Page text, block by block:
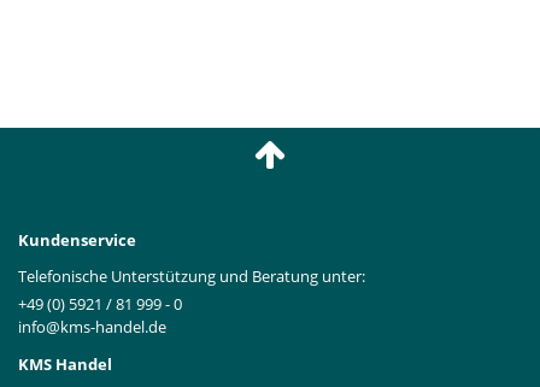
Kundenservice
Telefonische Unterstützung und Beratung unter:
+49 (0) 5921 / 81 999 - 0
info@kms-handel.de
KMS Handel